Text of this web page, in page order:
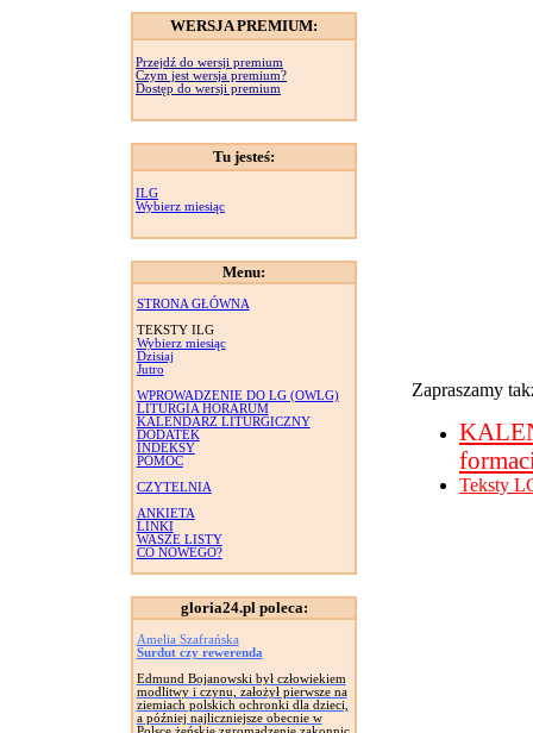
WERSJA PREMIUM:
Przejdź do wersji premium
Czym jest wersja premium?
Dostęp do wersji premium
Tu jesteś:
ILG
Wybierz miesiąc
Menu:
STRONA GŁÓWNA
TEKSTY ILG
Wybierz miesiąc
Dzisiaj
Jutro
WPROWADZENIE DO LG (OWLG)
LITURGIA HORARUM
KALENDARZ LITURGICZNY
DODATEK
INDEKSY
POMOC
CZYTELNIA
ANKIETA
LINKI
WASZE LISTY
CO NOWEGO?
gloria24.pl poleca:
Amelia Szafrańska
Surdut czy rewerenda
Edmund Bojanowski był człowiekiem
modlitwy i czynu, założył pierwsze na
ziemiach polskich ochronki dla dzieci,
a później najliczniejsze obecnie w
Zapraszamy
Teksty